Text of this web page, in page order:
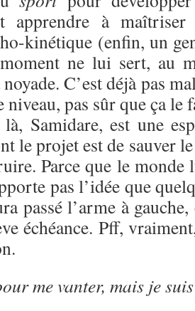
apprendre à
kinétique (enfin, un
ne lui sert, au
C’est déjà pas
niveau, pas sûr que ça le
Samidare, est une
le projet est de sauver
Parce que le monde
pas l’idée que
passé l’arme à
échéance. Pff,
me vanter, mais je